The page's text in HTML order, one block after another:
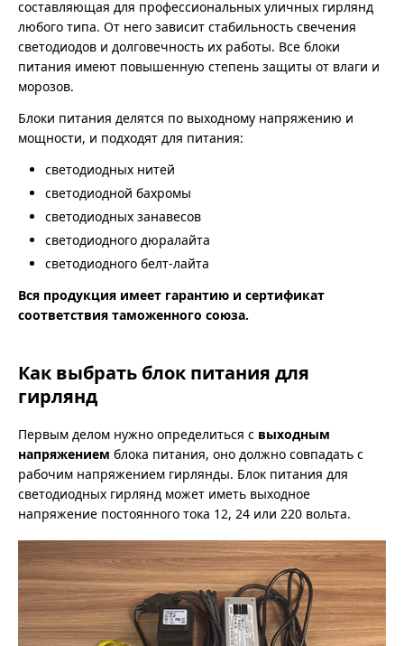
составляющая для профессиональных уличных гирлянд
любого типа. От него зависит стабильность свечения
светодиодов и долговечность их работы. Все блоки
питания имеют повышенную степень защиты от влаги и
морозов.
Блоки питания делятся по выходному напряжению и
мощности, и подходят для питания:
светодиодных нитей
светодиодной бахромы
светодиодных занавесов
светодиодного дюралайта
светодиодного белт-лайта
Вся продукция имеет гарантию и сертификат
соответствия таможенного союза.
Как выбрать блок питания для
гирлянд
Первым делом нужно определиться с выходным
напряжением блока питания, оно должно совпадать с
рабочим напряжением гирлянды. Блок питания для
светодиодных гирлянд может иметь выходное
напряжение постоянного тока 12, 24 или 220 вольта.